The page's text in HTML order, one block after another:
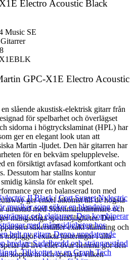
Electro Acoustic Black
Music SE
GPC-X1E Electro Acoustic
slående akustisk-elektrisk gitarr från
för spelbarhet och överlägset
sidorna i högtryckslaminat (HPL) har
ger en elegant look utan att
Martin -ljudet. Den här gitarren har
för en bekväm spelupplevelse.
en försiktigt avfasad komfortkant och
Dessutom har stallns kontur
känsla för enkelt spel.
ger en balanserad ton med
ger enkel åtkomst till de högsta
med Sidenmattstämmare och
mångsidiga spelmöjligheter. Den
säkerställer exakt stämning och
möjliggör exakta justeringar i alla
på live eller övar hemma gör den
koppla in och spela på vilken